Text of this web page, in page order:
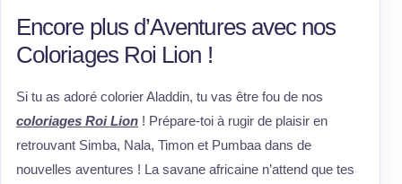
Encore plus d’Aventures avec nos
Coloriages Roi Lion !
Si tu as adoré colorier Aladdin, tu vas être fou de nos
coloriages Roi Lion ! Prépare-toi à rugir de plaisir en
retrouvant Simba, Nala, Timon et Pumbaa dans de
nouvelles aventures ! La savane africaine n’attend que tes